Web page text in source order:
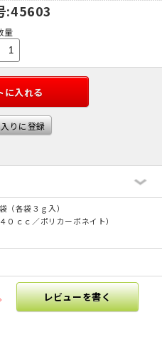
:45603
量
に入れる
りに登録
各袋３ｇ入）
ｃｃ／ポリカーボネイト）
レビューを書く